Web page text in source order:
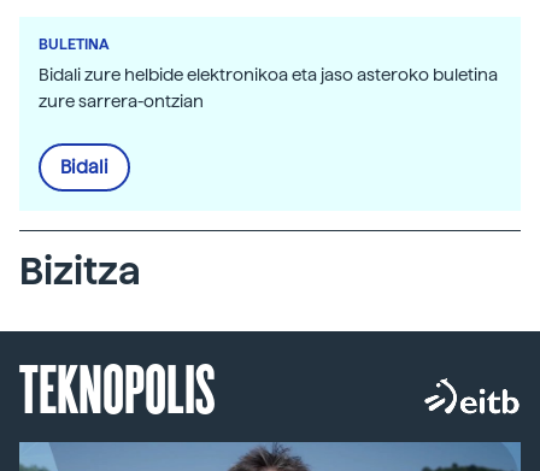
BULETINA
Bidali zure helbide elektronikoa eta jaso asteroko buletina
zure sarrera-ontzian
Bidali
Bizitza
TEKNOPOLIS